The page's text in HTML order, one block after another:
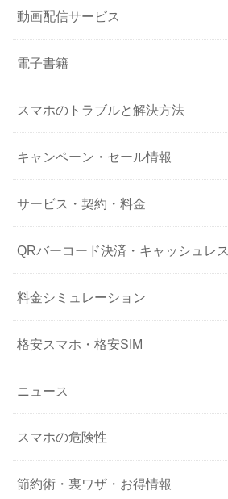
動画配信サービス
電子書籍
スマホのトラブルと解決方法
キャンペーン・セール情報
サービス・契約・料金
QRバーコード決済・キャッシュレス
料金シミュレーション
格安スマホ・格安SIM
ニュース
スマホの危険性
節約術・裏ワザ・お得情報